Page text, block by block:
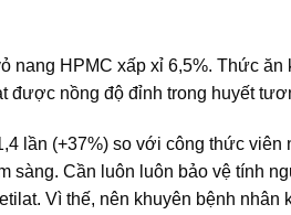
nang HPMC xấp xỉ 6,5%. Thức
được nồng độ đỉnh trong huyết
lần (+37%) so với công thức viên
sàng. Cần luôn luôn bảo vệ tính
Vì thế, nên khuyên bệnh nhân